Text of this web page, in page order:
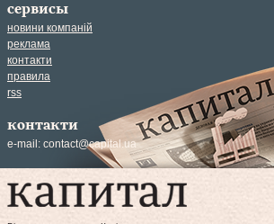
сервисы
новини компаній
реклама
контакти
правила
rss
контакти
e-mail: contact@capital.ua